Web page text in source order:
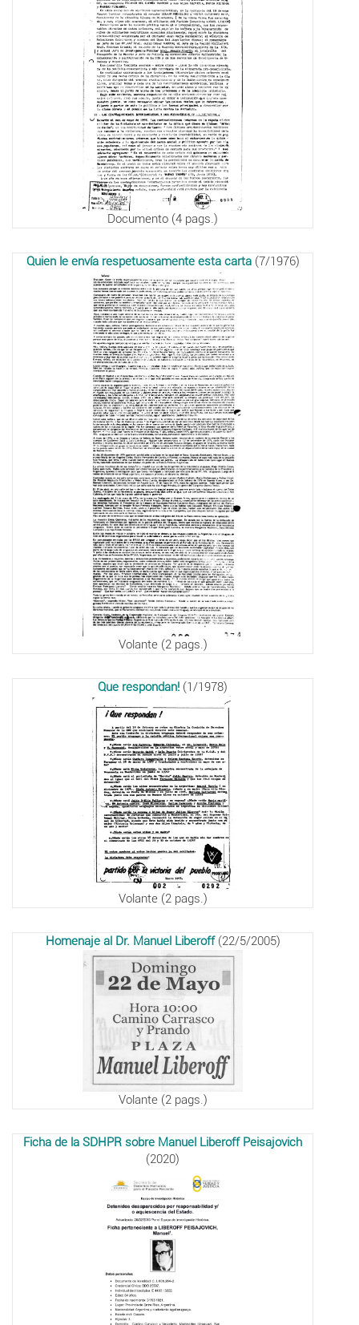
Documento (4 pags.)
Quien le envía respetuosamente esta carta(7/1976)
Volante (2 pags.)
Que respondan! (1/1978)
Volante (2 pags.)
Homenaje al Dr. Manuel Liberoff(22/5/2005)
Volante (2 pags.)
Ficha de la SDHPR sobre Manuel Liberoff Peisajovich
(2020)